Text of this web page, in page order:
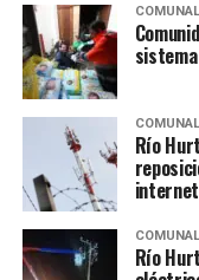
Río
internet
Río